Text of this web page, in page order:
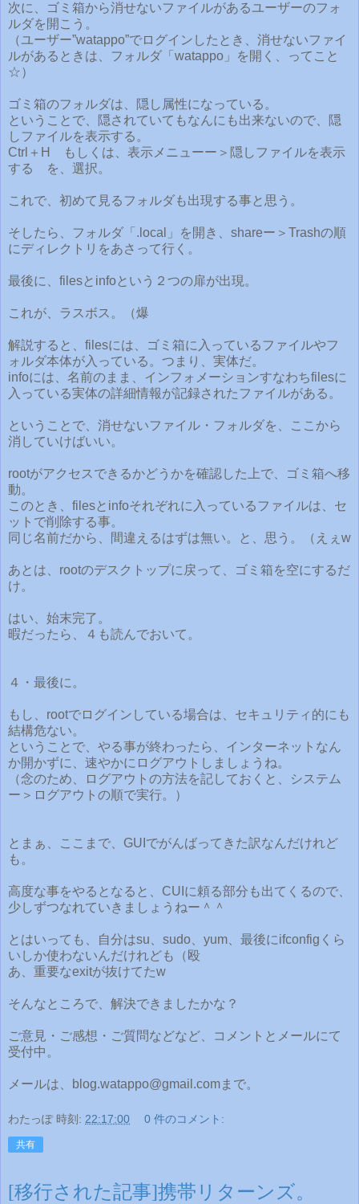
次に、ゴミ箱から消せないファイルがあるユーザーのフォ
ルダを開こう。
（ユーザー”watappo”でログインしたとき、消せないファイ
ルがあるときは、フォルダ「watappo」を開く、ってこと
☆）
ゴミ箱のフォルダは、隠し属性になっている。
ということで、隠されていてもなんにも出来ないので、隠
しファイルを表示する。
Ctrl＋H もしくは、表示メニューー＞隠しファイルを表示
する を、選択。
これで、初めて見るフォルダも出現する事と思う。
そしたら、フォルダ「.local」を開き、shareー＞Trashの順
にディレクトリをあさって行く。
最後に、filesとinfoという２つの扉が出現。
これが、ラスボス。（爆
解説すると、filesには、ゴミ箱に入っているファイルやフ
ォルダ本体が入っている。つまり、実体だ。
infoには、名前のまま、インフォメーションすなわちfilesに
入っている実体の詳細情報が記録されたファイルがある。
ということで、消せないファイル・フォルダを、ここから
消していけばいい。
rootがアクセスできるかどうかを確認した上で、ゴミ箱へ移
動。
このとき、filesとinfoそれぞれに入っているファイルは、セ
ットで削除する事。
同じ名前だから、間違えるはずは無い。と、思う。（えぇw
あとは、rootのデスクトップに戻って、ゴミ箱を空にするだ
け。
はい、始末完了。
暇だったら、４も読んでおいて。
４・最後に。
もし、rootでログインしている場合は、セキュリティ的にも
結構危ない。
ということで、やる事が終わったら、インターネットなん
か開かずに、速やかにログアウトしましょうね。
（念のため、ログアウトの方法を記しておくと、システム
ー＞ログアウトの順で実行。）
とまぁ、ここまで、GUIでがんばってきた訳なんだけれど
も。
高度な事をやるとなると、CUIに頼る部分も出てくるので、
少しずつなれていきましょうねー＾＾
とはいっても、自分はsu、sudo、yum、最後にifconfigくら
いしか使わないんだけれども（殴
あ、重要なexitが抜けてたw
そんなところで、解決できましたかな？
ご意見・ご感想・ご質問などなど、コメントとメールにて
受付中。
メールは、blog.watappo@gmail.comまで。
わたっぽ 時刻: 22:17:00 0 件のコメント:
共有
[移行された記事]携帯リターンズ。